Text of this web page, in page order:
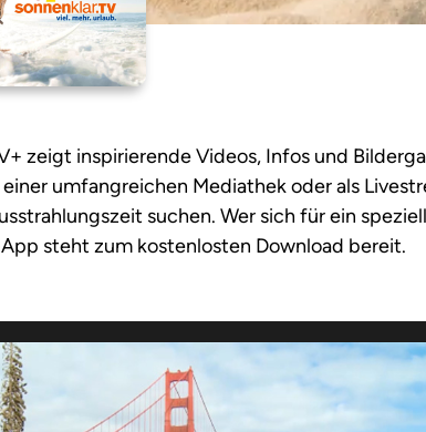
zeigt inspirierende Videos, Infos und
umfangreichen Mediathek oder als
suchen. Wer sich für ein
steht zum kostenlosten Download bereit.